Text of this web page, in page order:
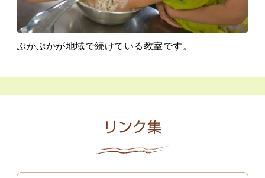
ぷかぷかが地域で続けている教室です。
リンク集